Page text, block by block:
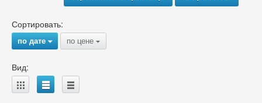
Сортировать:
по дате{ по цене {
Вид:
A B C